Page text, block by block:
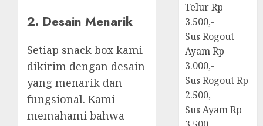
2. Desain Menarik
Setiap snack box kami
dikirim dengan desain
yang menarik dan
fungsional. Kami
memahami bahwa
Telur Rp
3.500,-
Sus Rogout
Ayam Rp
3.000,-
Sus Rogout Rp
2.500,-
Sus Ayam Rp